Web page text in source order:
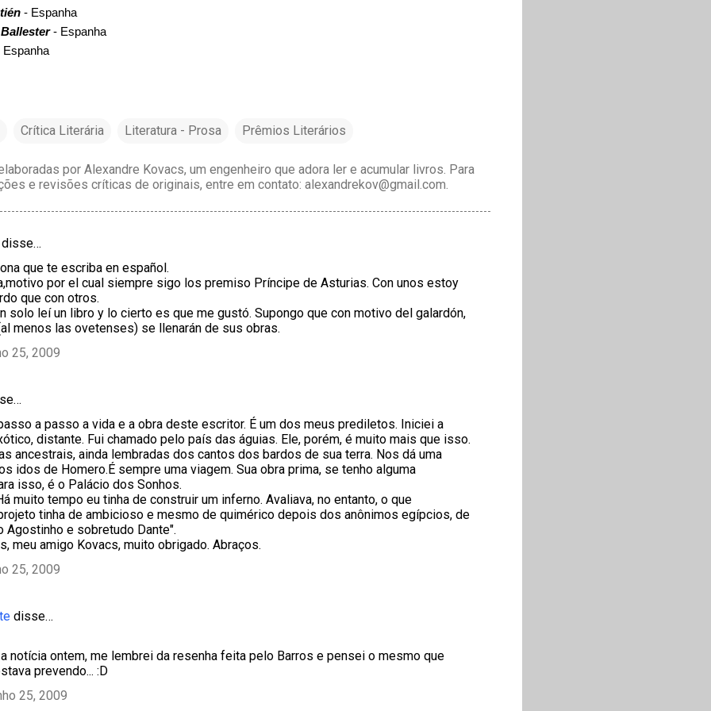
- Espanha
- Espanha
Crítica Literária Literatura - Prosa Prêmios Literários
por Alexandre Kovacs, um engenheiro que adora ler e acumular livros. Para
e revisões críticas de originais, entre em contato: alexandrekov@gmail.com.
que te escriba en español.
por el cual siempre sigo los premiso Príncipe de Asturias. Con unos estoy
que con otros.
solo leí un libro y lo cierto es que me gustó. Supongo que con motivo del galardón,
menos las ovetenses) se llenarán de sus obras.
25, 2009
a passo a vida e a obra deste escritor. É um dos meus prediletos. Iniciei a
distante. Fui chamado pelo país das águias. Ele, porém, é muito mais que isso.
ancestrais, ainda lembradas dos cantos dos bardos de sua terra. Nos dá uma
idos de Homero.É sempre uma viagem. Sua obra prima, se tenho alguma
isso, é o Palácio dos Sonhos.
muito tempo eu tinha de construir um inferno. Avaliava, no entanto, o que
tinha de ambicioso e mesmo de quimérico depois dos anônimos egípcios, de
Agostinho e sobretudo Dante".
meu amigo Kovacs, muito obrigado. Abraços.
25, 2009
disse…
notícia ontem, me lembrei da resenha feita pelo Barros e pensei o mesmo que
prevendo... :D
25, 2009